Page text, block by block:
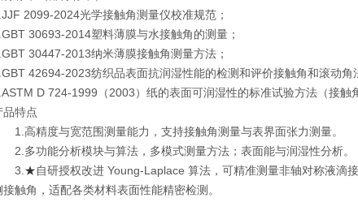
2099-2024光学接触角测量仪校准规范；
30693-2014塑料薄膜与水接触角的测量；
30447-2013纳米薄膜接触角测量方法；
42694-2023纺织品表面抗润湿性能的检测和评价接触角和滚动角
D 724-1999（2003）纸的表面可润湿性的标准试验方法（接触
品特点
1.高精度与宽范围测量能力，支持接触角测量与表界面张力测量。
2.多功能分析模块与算法，多模式测量方法；表面能与润湿性分析。
3. ★自研授权改进 Young-Laplace 算法，可精准测量非轴对称液滴
接触角，适配各类材料表面性能精密检测。